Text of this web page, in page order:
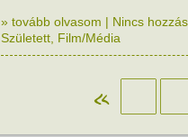
» tovább olvasom | Nincs
Született Film/Média
«